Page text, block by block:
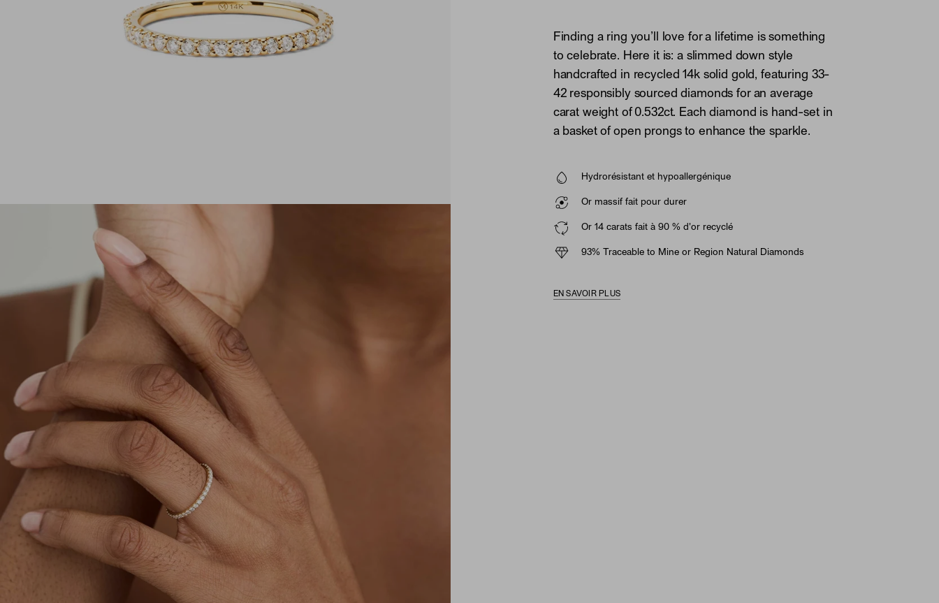
Finding a ring you’ll love for a lifetime is something
to celebrate. Here it is: a slimmed down style
handcrafted in recycled 14k solid gold, featuring 33-
42 responsibly sourced diamonds for an average
carat weight of 0.532ct. Each diamond is hand-set in
a basket of open prongs to enhance the sparkle.
Hydrorésistant et hypoallergénique
Or massif fait pour durer
Or 14 carats fait à 90 % d'or recyclé
93% Traceable to Mine or Region Natural Diamonds
EN SAVOIR PLUS